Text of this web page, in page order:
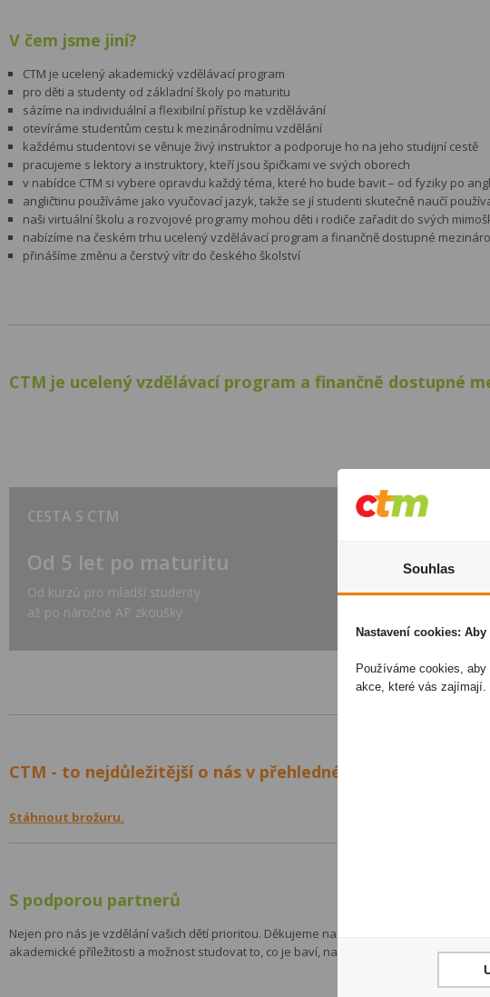
V čem jsme jiní?
CTM je ucelený akademický vzdělávací program
pro děti a studenty od základní školy po maturitu
sázíme na individuální a flexibilní přístup ke vzdělávání
otevíráme studentům cestu k mezinárodnímu vzdělání
každému studentovi se věnuje živý instruktor a podporuje ho na jeho studijní cestě
pracujeme s lektory a instruktory, kteří jsou špičkami ve svých oborech
v nabídce CTM si vybere opravdu každý téma, které ho bude bavit – od fyziky po
angličtinu používáme jako vyučovací jazyk, takže se jí studenti skutečně naučí
naši virtuální školu a rozvojové programy mohou děti i rodiče zařadit do svých
nabízíme na českém trhu ucelený vzdělávací program a finančně dostupné
přinášíme změnu a čerstvý vítr do českého školství
CTM je ucelený vzdělávací program a finančně dostupné
CESTA S CTM
Od 5 let po maturitu
Od kurzů pro mladší studenty
až po náročné AP zkoušky
CTM - to nejdůležitější o nás v přehledné brožuře:
Stáhnout brožuru.
S podporou partnerů
Nejen pro nás je vzdělání vašich dětí prioritou. Děkujeme našim hlavním partnerům,
akademické příležitosti a možnost studovat to, co je baví, naučit je učit se online,
Souhlas
Nastavení cookies:
Používáme cookies,
akce, které vás zajímají.